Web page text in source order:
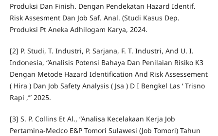
Produksi Dan Finish. Dengan Pendekatan Hazard Identif.
Risk Assesment Dan Job Saf. Anal. (Studi Kasus Dep.
Produksi Pt Aneka Adhilogam Karya, 2024.
[2] P. Studi, T. Industri, P. Sarjana, F. T. Industri, And U. I.
Indonesia, “Analisis Potensi Bahaya Dan Penilaian Risiko K3
Dengan Metode Hazard Identification And Risk Assessement
( Hira ) Dan Job Safety Analysis ( Jsa ) D I Bengkel Las ‘ Trisno
Rapi ,’” 2025.
[3] S. P. Collins Et Al., “Analisa Kecelakaan Kerja Job
Pertamina-Medco E&P Tomori Sulawesi (Job Tomori) Tahun